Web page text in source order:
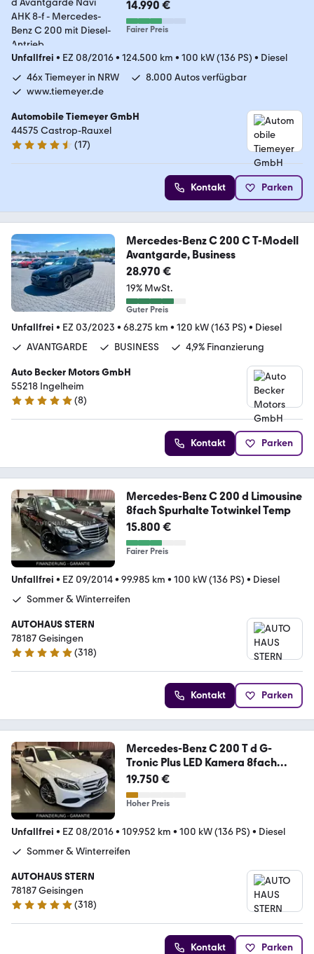
14.990 €
Fairer Preis
Unfallfrei • EZ 08/2016• 124.500 km • 100 kW (136 PS) • Diesel
46x Tiemeyer in NRW
8.000 Autos verfügbar
www.tiemeyer.de
Automobile Tiemeyer GmbH
44575 Castrop-Rauxel
4.6 Sterne
(17)
Kontakt Parken
Mercedes-Benz C 200 C T-Modell
Avantgarde, Business
28.970 €
19% MwSt.
Guter Preis
Unfallfrei • EZ 03/2023 • 68.275 km • 120 kW (163 PS) • Diesel
AVANTGARDE
BUSINESS 4,9% Finanzierung
Auto Becker Motors GmbH
55218 Ingelheim
4.9 Sterne
(8)
Kontakt Parken
Mercedes-Benz C 200 d Limousine
8fach Spurhalte Totwinkel Temp
15.800 €
Fairer Preis
Unfallfrei • EZ 09/2014• 99.985 km • 100 kW (136 PS) • Diesel
Sommer & Winterreifen
AUTOHAUS STERN
78187 Geisingen
5 Sterne
(318)
Kontakt Parken
Mercedes-Benz C 200 T d G-
Tronic Plus LED Kamera 8fach
Tempoma
19.750 €
Hoher Preis
Unfallfrei • EZ 08/2016• 109.952 km • 100 kW (136 PS) • Diesel
Sommer & Winterreifen
AUTOHAUS STERN
78187 Geisingen
5 Sterne
(318)
Kontakt Parken